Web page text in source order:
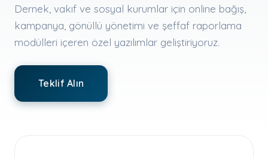
Dernek, vakıf ve sosyal kurumlar için online bağış,
kampanya, gönüllü yönetimi ve şeffaf raporlama
modülleri içeren özel yazılımlar geliştiriyoruz.
Teklif Alın